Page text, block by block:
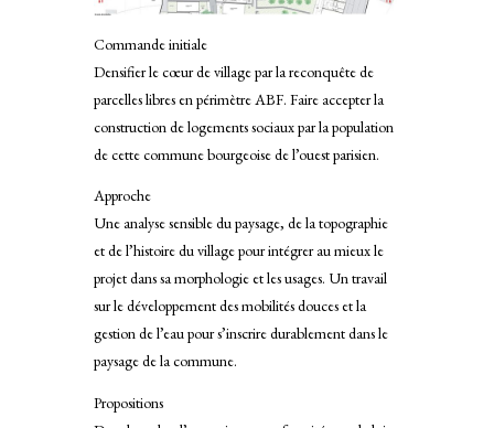
Commande initiale
Densifier le cœur de village par la reconquête de
parcelles libres en périmètre ABF. Faire accepter la
construction de logements sociaux par la population
de cette commune bourgeoise de l’ouest parisien.
Approche
Une analyse sensible du paysage, de la topographie
et de l’histoire du village pour intégrer au mieux le
projet dans sa morphologie et les usages. Un travail
sur le développement des mobilités douces et la
gestion de l’eau pour s’inscrire durablement dans le
paysage de la commune.
Propositions